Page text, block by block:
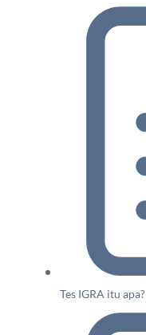
Tes IGRA itu apa?